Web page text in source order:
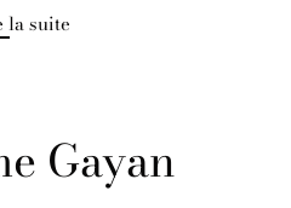
la suite
Gayan